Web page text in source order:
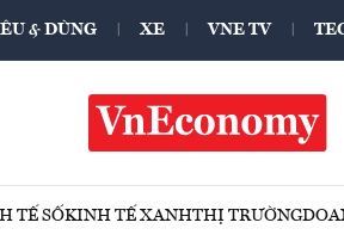
& DÙNG XE VNE TV
TẾ SỐKINH TẾ XANHTHỊ TRƯỜNG